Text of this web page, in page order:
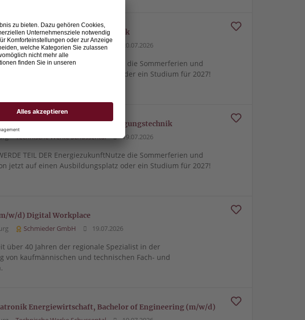
(m/w/d) Betriebstechnik
Technische Werke Schussental 20.07.2026
TEIL DER EnergiezukunftNutze die Sommerferien und
jetzt auf einen Ausbildungsplatz oder ein Studium für 2027!
(m/w/d) Versorgungstechnik
Technische Werke Schussental 19.07.2026
TEIL DER EnergiezukunftNutze die Sommerferien und
jetzt auf einen Ausbildungsplatz oder ein Studium für 2027!
w/d) Digital Workplace
Schmieder GmbH 19.07.2026
über 40 Jahren der regionale Spezialist in der
von kaufmännischen und technischen Fach- und
Energiewirtschaft, Bachelor of Engineering (m/w/d)